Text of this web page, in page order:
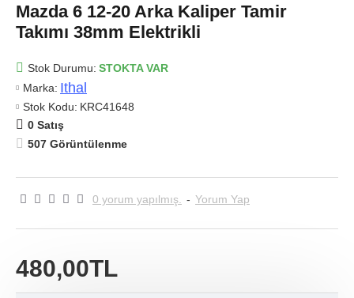
Mazda 6 12-20 Arka Kaliper Tamir
Takımı 38mm Elektrikli
Stok Durumu: STOKTA VAR
Marka: Ithal
Stok Kodu: KRC41648
0 Satış
507 Görüntülenme
0 yorum yapılmış. - Yorum Yap
480,00TL